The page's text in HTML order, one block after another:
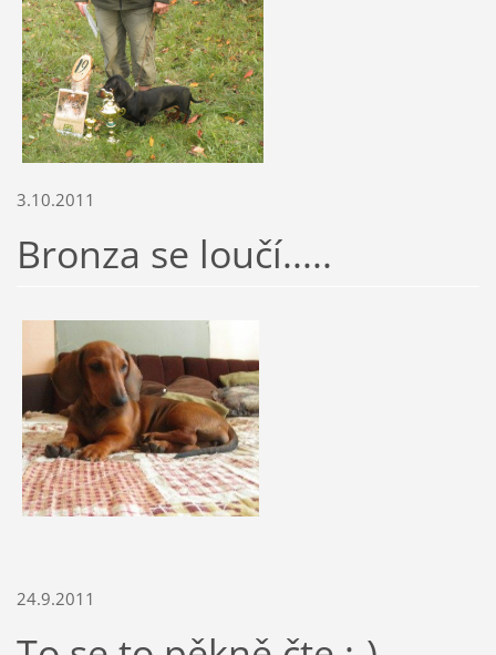
3.10.2011
Bronza se loučí.....
24.9.2011